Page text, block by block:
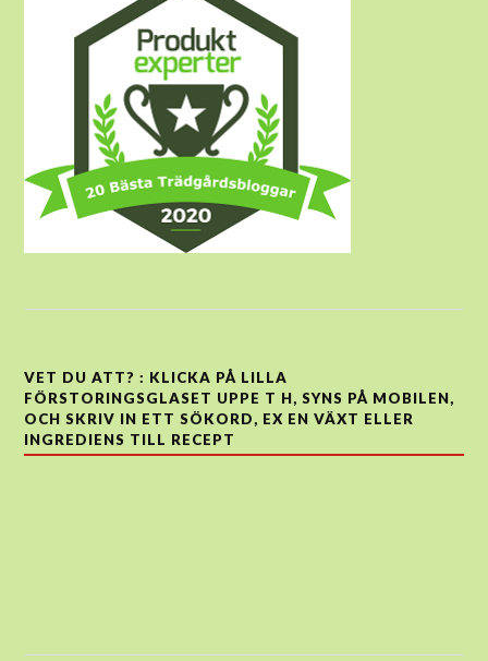
VET DU ATT? : KLICKA PÅ LILLA
FÖRSTORINGSGLASET UPPE T H, SYNS PÅ MOBILEN,
OCH SKRIV IN ETT SÖKORD, EX EN VÄXT ELLER
INGREDIENS TILL RECEPT